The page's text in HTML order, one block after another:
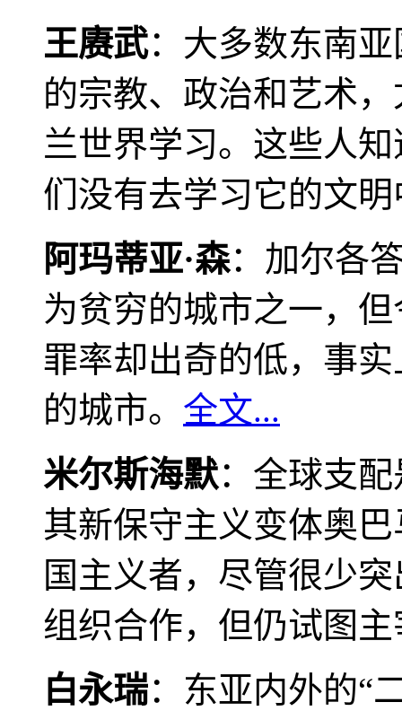
王赓武：大多数东南
的宗教、政治和艺术
兰世界学习。这些人
们没有去学习它的文
阿玛蒂亚·森：加尔各
为贫穷的城市之一，
罪率却出奇的低，事
的城市。 全文...
米尔斯海默：全球支
其新保守主义变体奥
国主义者，尽管很少
组织合作，但仍试图
白永瑞：东亚内外的“